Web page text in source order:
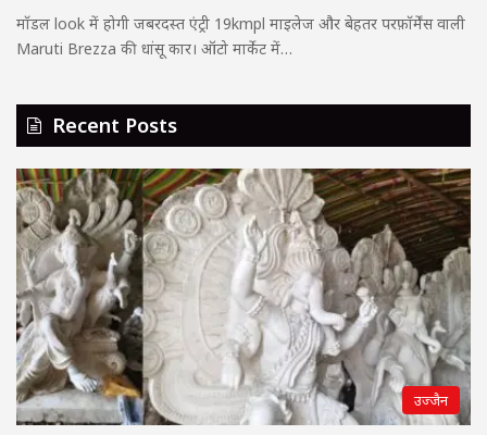
मॉडल look में होगी जबरदस्त एंट्री 19kmpl माइलेज और बेहतर परफ़ॉर्मेंस वाली
Maruti Brezza की धांसू कार। ऑटो मार्केट में…
Recent Posts
उज्जैन